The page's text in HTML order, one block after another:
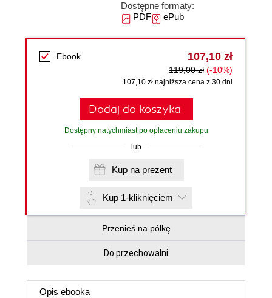
Dostępne formaty:
PDFePub
Ebook 107,10 zł
119,00 zł (-10%)
107,10 zł najniższa cena z 30 dni
Dodaj do koszyka
Dostępny natychmiast po opłaceniu zakupu
lub
Kup na prezent
Kup 1-kliknięciem
Przenieś na półkę
Do przechowalni
Opis ebooka